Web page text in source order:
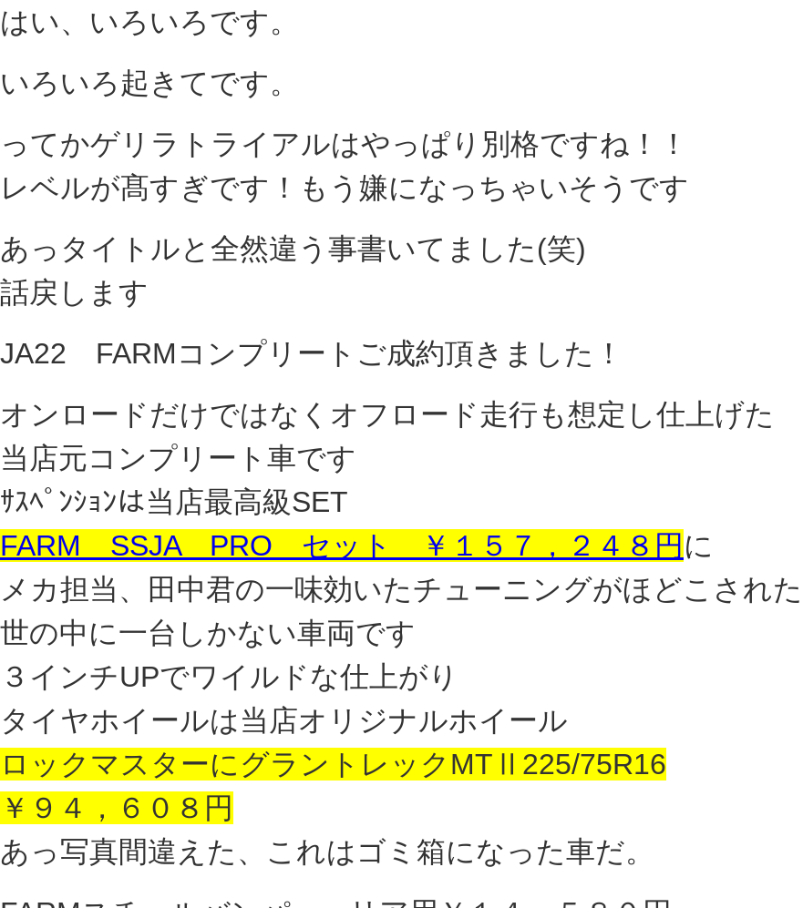
はい、いろいろです。
いろいろ起きてです。
ってかゲリラトライアルはやっぱり別格ですね！！
レベルが髙すぎです！もう嫌になっちゃいそうです
あっタイトルと全然違う事書いてました(笑)
話戻します
JA22 FARMコンプリートご成約頂きました！
オンロードだけではなくオフロード走行も想定し仕上げた
当店元コンプリート車です
ｻｽﾍﾟﾝｼｮﾝは当店最高級SET
FARM SSJA PRO セット ￥１５７，２４８円 に
メカ担当、田中君の一味効いたチューニングがほどこされた
世の中に一台しかない車両です
３インチUPでワイルドな仕上がり
タイヤホイールは当店オリジナルホイール
ロックマスターにグラントレックMTⅡ225/75R16
￥９４，６０８円
あっ写真間違えた、これはゴミ箱になった車だ。